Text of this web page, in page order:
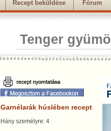
Recept beküldése Fórum
Tenger
Garnélarák húslében recept
Hány személyre: 4